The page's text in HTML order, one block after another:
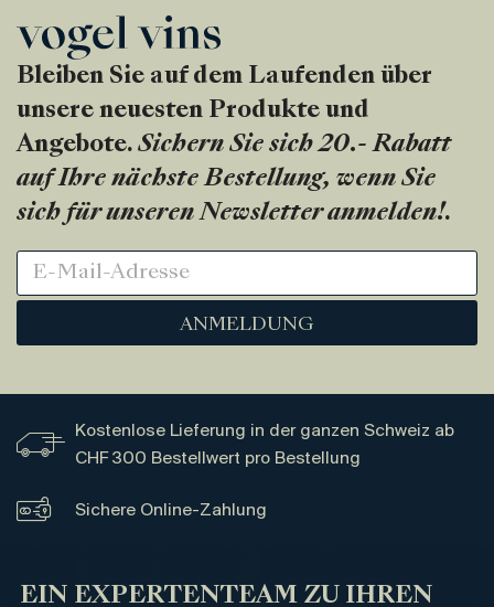
Bleiben Sie auf dem Laufenden über
unsere neuesten Produkte und
Angebote. Sichern Sie sich 20.- Rabatt
auf Ihre nächste Bestellung, wenn Sie
sich für unseren Newsletter anmelden!.
ANMELDUNG
Kostenlose Lieferung in der ganzen Schweiz ab
CHF 300 Bestellwert pro Bestellung
Sichere Online-Zahlung
EIN EXPERTENTEAM ZU IHREN